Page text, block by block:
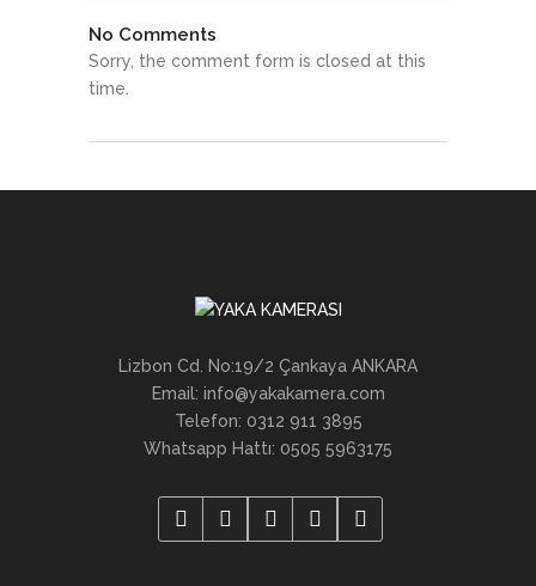
No Comments
Sorry, the comment form is closed at this
time.
Lizbon Cd. No:19/2 Çankaya ANKARA
Email: info@yakakamera.com
Telefon: 0312 911 3895
Whatsapp Hattı: 0505 5963175